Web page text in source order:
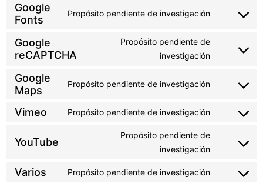
Google
Fonts
Propósito pendiente de investigación
Google
reCAPTCHA
Propósito pendiente de
investigación
Google
Maps
Propósito pendiente de investigación
Vimeo Propósito pendiente de investigación
YouTube
Propósito pendiente de
investigación
Varios Propósito pendiente de investigación